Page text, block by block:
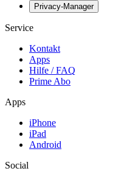
Privacy-Manager
Service
Kontakt
Apps
Hilfe / FAQ
Prime Abo
Apps
iPhone
iPad
Android
Social